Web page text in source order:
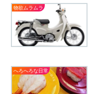
物欲ムラムラ
へろへろな日常